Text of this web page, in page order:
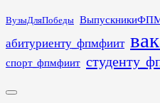
Перейти
содержимому
ВузыДляПобеды
абитуриенту_фпмфиит
спорт_фпмфиит
Основное